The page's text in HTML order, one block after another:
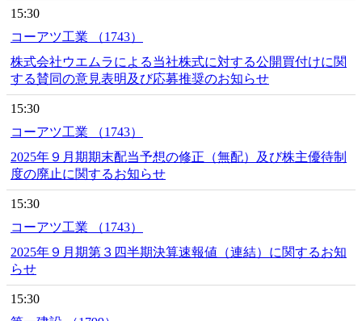
15:30
コーアツ工業 （1743）
株式会社ウエムラによる当社株式に対する公開買付けに関
する賛同の意見表明及び応募推奨のお知らせ
15:30
コーアツ工業 （1743）
2025年９月期期末配当予想の修正（無配）及び株主優待制
度の廃止に関するお知らせ
15:30
コーアツ工業 （1743）
2025年９月期第３四半期決算速報値（連結）に関するお知
らせ
15:30